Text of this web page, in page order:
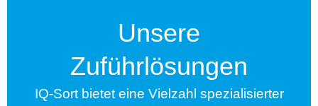
Unsere
Zuführlösungen
IQ-Sort bietet eine Vielzahl spezialisierter